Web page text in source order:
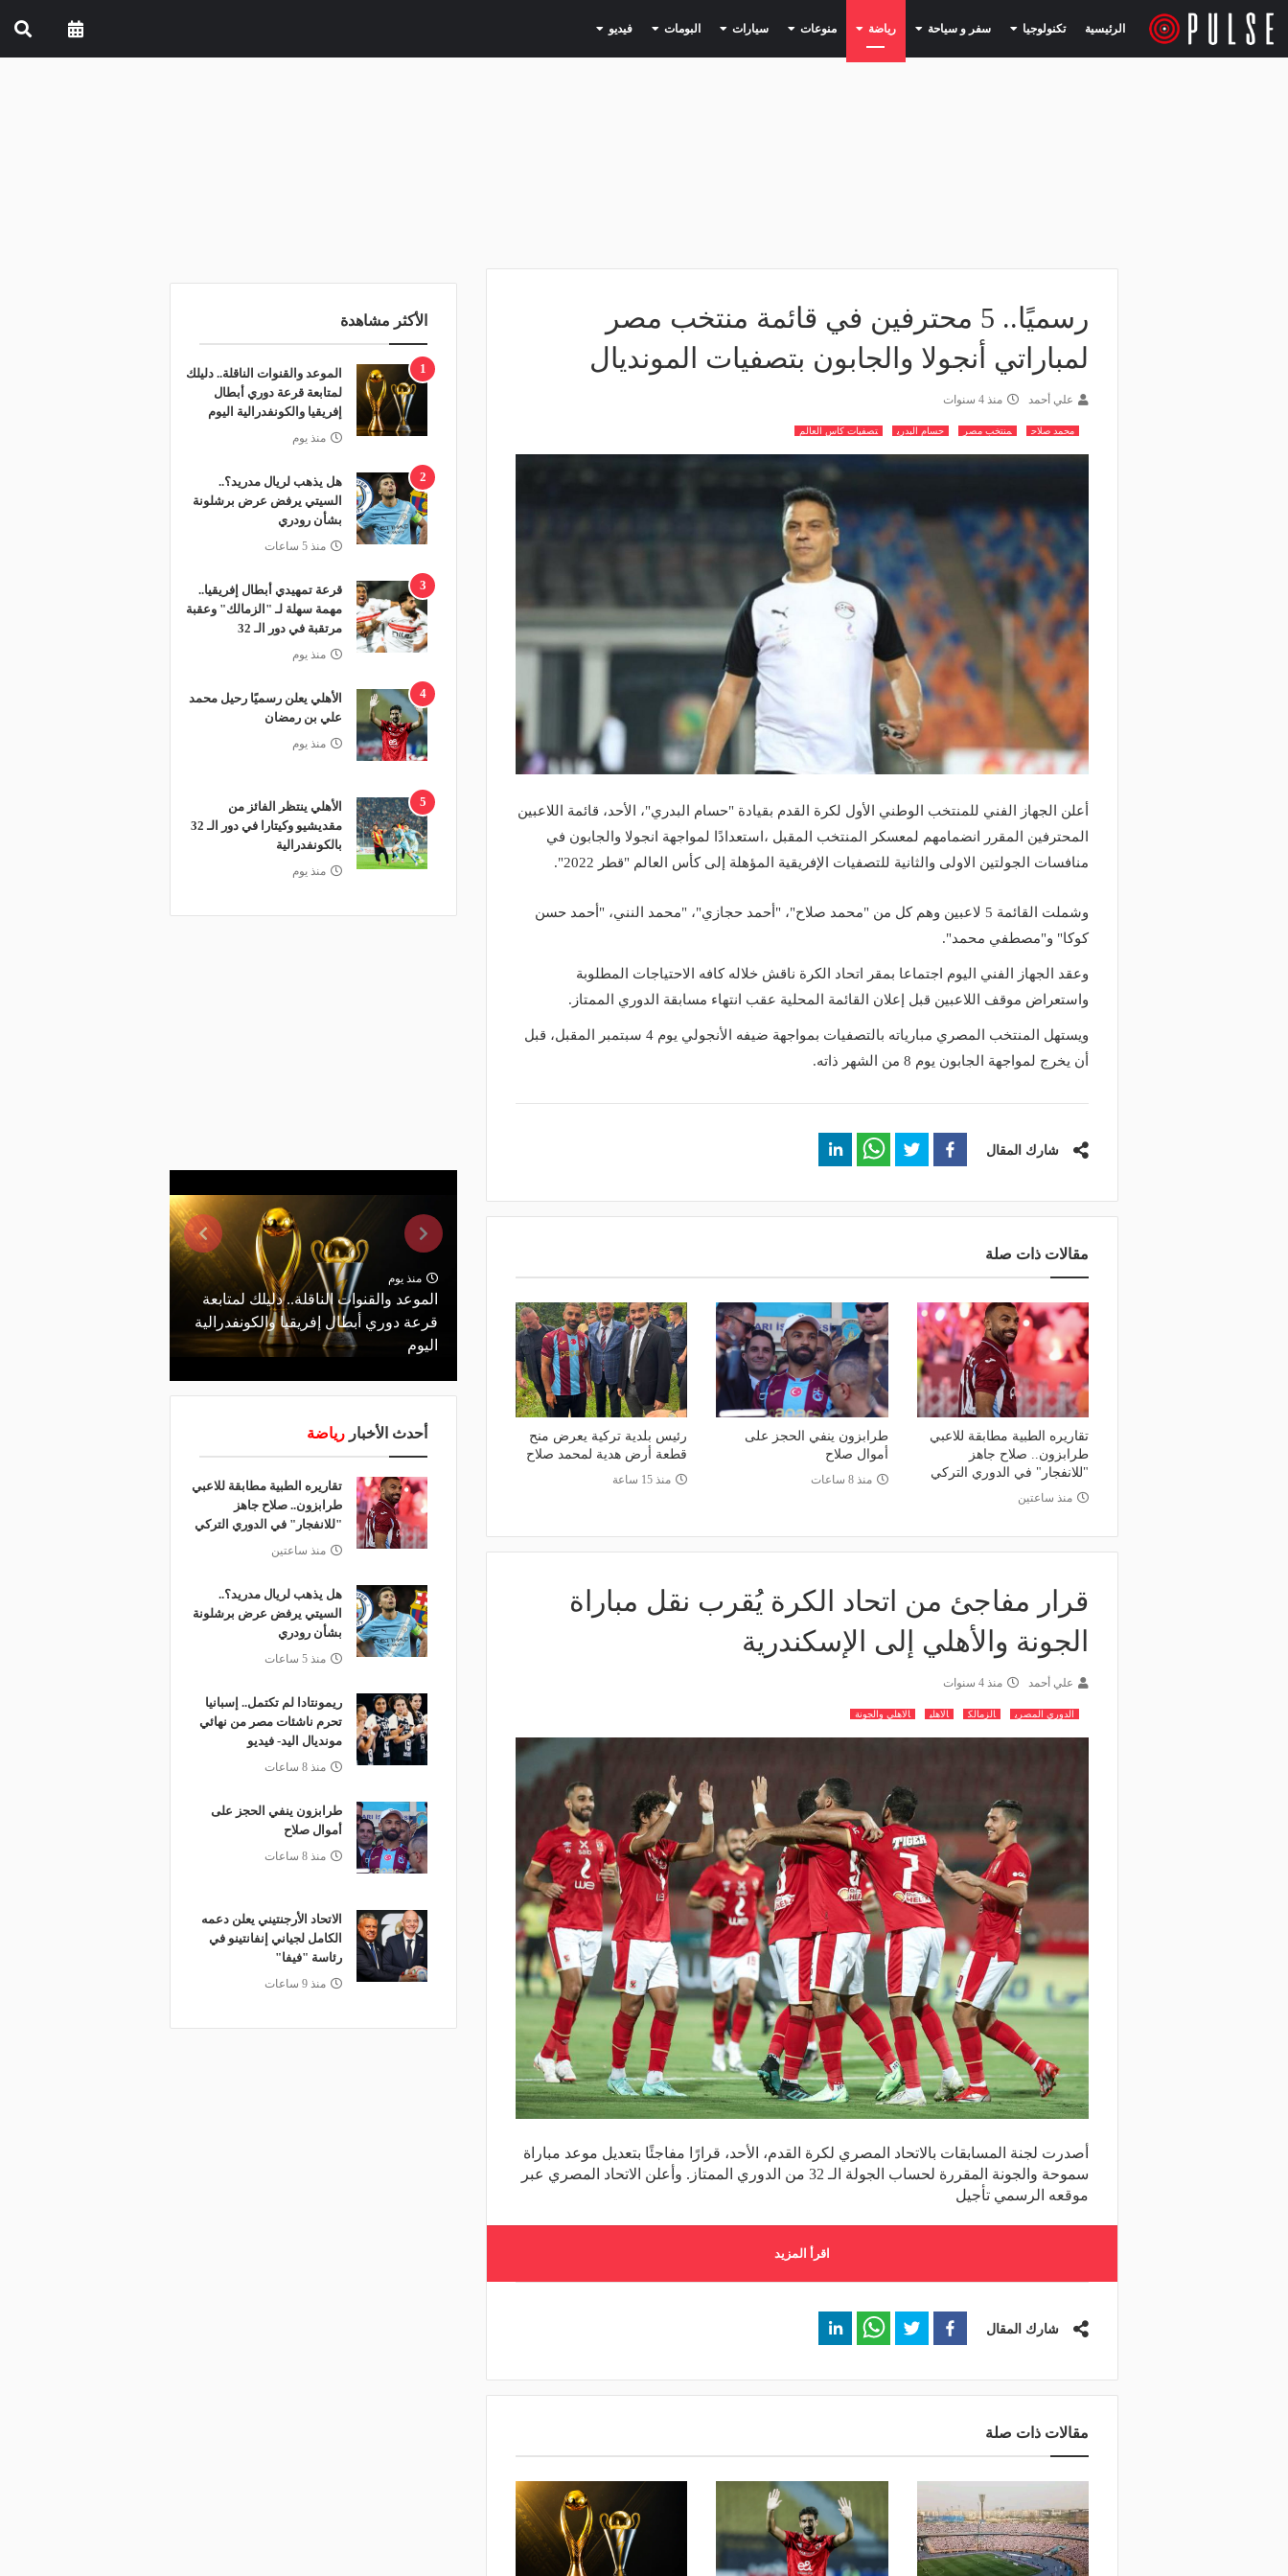
الرئيسية تكنولوجيا (current) سفر و سياحة (current) رياضة (current) منوعات (current) سيارات (current) البومات (current) فيديو (current)
رسميًا.. 5 محترفين في قائمة منتخب مصر
لمباراتي أنجولا والجابون بتصفيات المونديال
علي أحمد منذ 4 سنوات
محمد صلاح منتخب مصر حسام البدري تصفيات كاس العالم
أعلن الجهاز الفني للمنتخب الوطني الأول لكرة القدم بقيادة "حسام البدري"، الأحد، قائمة اللاعبين
المحترفين المقرر انضمامهم لمعسكر المنتخب المقبل ،استعدادًا لمواجهة انجولا والجابون في
منافسات الجولتين الاولى والثانية للتصفيات الإفريقية المؤهلة إلى كأس العالم "قطر 2022".
وشملت القائمة 5 لاعبين وهم كل من "محمد صلاح"، "أحمد حجازي"، "محمد النني، "أحمد حسن
كوكا" و"مصطفي محمد".
وعقد الجهاز الفني اليوم اجتماعا بمقر اتحاد الكرة ناقش خلاله كافه الاحتياجات المطلوبة
واستعراض موقف اللاعبين قبل إعلان القائمة المحلية عقب انتهاء مسابقة الدوري الممتاز.
ويستهل المنتخب المصري مبارياته بالتصفيات بمواجهة ضيفه الأنجولي يوم 4 سبتمبر المقبل، قبل
أن يخرج لمواجهة الجابون يوم 8 من الشهر ذاته.
شارك المقال
مقالات ذات صلة
تقاريره الطبية مطابقة للاعبي
طرابزون.. صلاح جاهز
"للانفجار" في الدوري التركي
منذ ساعتين
طرابزون ينفي الحجز على
أموال صلاح
منذ 8 ساعات
رئيس بلدية تركية يعرض منح
قطعة أرض هدية لمحمد صلاح
منذ 15 ساعة
قرار مفاجئ من اتحاد الكرة يُقرب نقل مباراة
الجونة والأهلي إلى الإسكندرية
علي أحمد منذ 4 سنوات
الدوري المصري الزمالك الاهلي الاهلي والجونة
أصدرت لجنة المسابقات بالاتحاد المصري لكرة القدم، الأحد، قرارًا مفاجئًا بتعديل موعد مباراة
سموحة والجونة المقررة لحساب الجولة الـ 32 من الدوري الممتاز. وأعلن الاتحاد المصري عبر
موقعه الرسمي تأجيل
اقرأ المزيد
شارك المقال
مقالات ذات صلة
الأكثر مشاهدة
1
الموعد والقنوات الناقلة.. دليلك
لمتابعة قرعة دوري أبطال
إفريقيا والكونفدرالية اليوم
منذ يوم
2
هل يذهب لريال مدريد؟..
السيتي يرفض عرض برشلونة
بشأن رودري
منذ 5 ساعات
3
قرعة تمهيدي أبطال إفريقيا..
مهمة سهلة لـ "الزمالك" وعقبة
مرتقبة في دور الـ 32
منذ يوم
4
الأهلي يعلن رسميًا رحيل محمد
علي بن رمضان
منذ يوم
5
الأهلي ينتظر الفائز من
مقديشيو وكيتارا في دور الـ 32
بالكونفدرالية
منذ يوم
منذ يوم
الموعد والقنوات الناقلة.. دليلك لمتابعة
قرعة دوري أبطال إفريقيا والكونفدرالية
اليوم
هل يذهب لريال مدريد؟.. السيتي يرفض
عرض برشلونة بشأن رودري
منذ يوم
قرعة تمهيدي أبطال إفريقيا.. مهمة سهلة
لـ "الزمالك" وعقبة مرتقبة في دور الـ 32
والقنوات الناقلة.. دليلك لمتابعة
دوري أبطال إفريقيا والكونفدرالية
أحدث الأخبار رياضة
تقاريره الطبية مطابقة للاعبي
طرابزون.. صلاح جاهز
"للانفجار" في الدوري التركي
منذ ساعتين
هل يذهب لريال مدريد؟..
السيتي يرفض عرض برشلونة
بشأن رودري
منذ 5 ساعات
ريمونتادا لم تكتمل.. إسبانيا
تحرم ناشئات مصر من نهائي
مونديال اليد- فيديو
منذ 8 ساعات
طرابزون ينفي الحجز على
أموال صلاح
منذ 8 ساعات
الاتحاد الأرجنتيني يعلن دعمه
الكامل لجياني إنفانتينو في
رئاسة "فيفا"
منذ 9 ساعات